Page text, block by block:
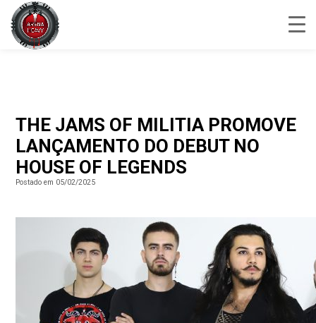
THE JAMS OF MILITIA PROMOVE
LANÇAMENTO DO DEBUT NO
HOUSE OF LEGENDS
Postado em 05/02/2025